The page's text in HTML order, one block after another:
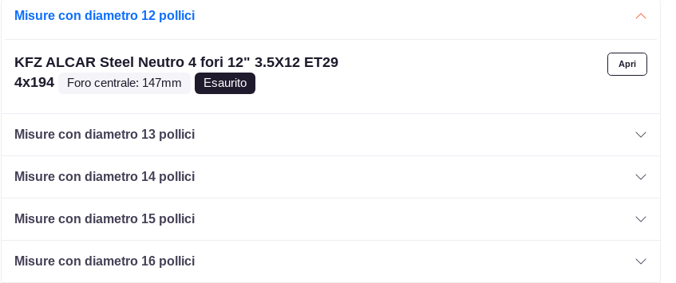
Misure con diametro 12 pollici
KFZ ALCAR Steel Neutro 4 fori 12" 3.5X12 ET29
4x194
Foro centrale: 147mm Esaurito
Misure con diametro 13 pollici
Misure con diametro 14 pollici
Misure con diametro 15 pollici
Misure con diametro 16 pollici